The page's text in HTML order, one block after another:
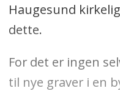
Haugesund
dette.
For det er ingen
til nye graver i en